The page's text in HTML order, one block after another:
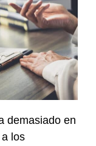
demasiado en
los